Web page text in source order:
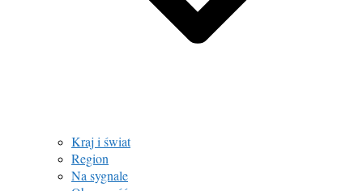
Kraj i świat
Region
Na sygnale